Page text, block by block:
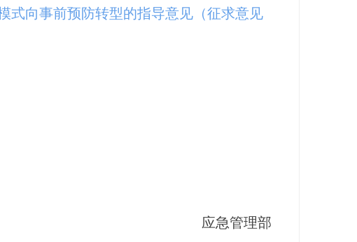
式向事前预防转型的指导意见（征求意见
应急管理部